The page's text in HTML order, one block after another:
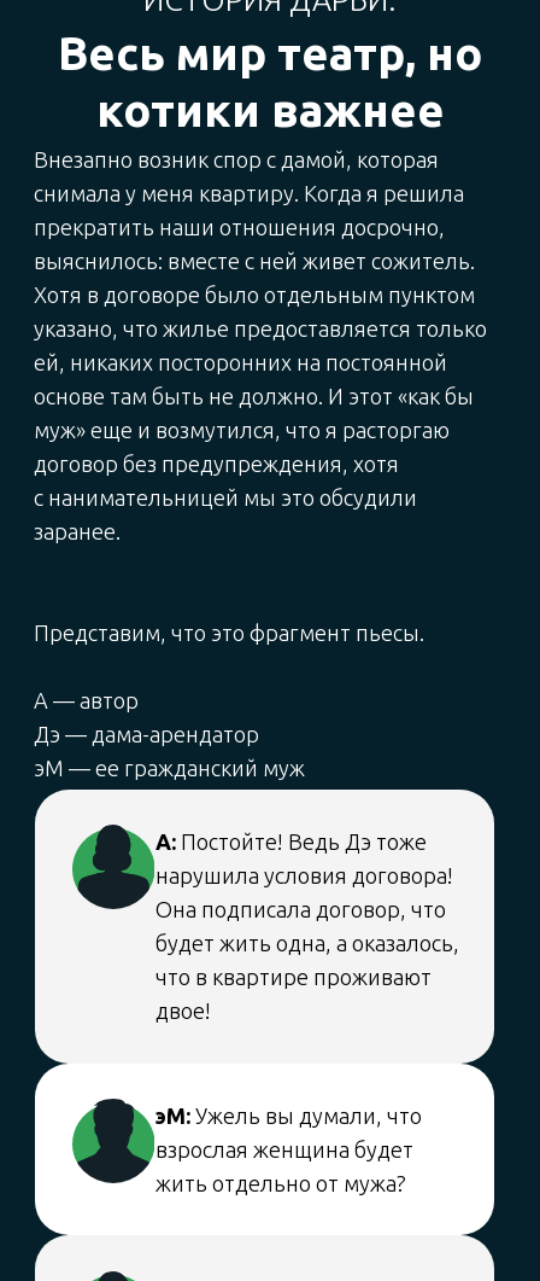
А:Но при заключении
договора Дэ сказала мне, что
вдова!
эМ.:Мало ли, что она ВАМ
сказала! Про кошку же
сказала?
А:Про кошку — да!
эМ:Вот видите!
А (выходит на авансцену, драматическим
зафиксировать в договоре отношения
с котиками, а не с мужем!
Занавес.
Совет
Сразу продумайте, какие условия
важны (срок аренды, количество
проживающих, животные, залог),
чтобы не пересогласовывать
их с каждым кандидатом, и старайтесь
заранее и в письменном виде.